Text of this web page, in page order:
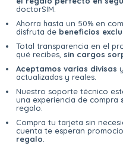
doctorSIM.
Ahorra hasta un 50% en
disfruta de beneficios
Total transparencia en el
qué recibes, sin cargos
Aceptamos varias divisas
actualizadas y reales.
Nuestro soporte técnico
una experiencia de compra
regalo.
Compra tu tarjeta sin
cuenta te esperan
regalo